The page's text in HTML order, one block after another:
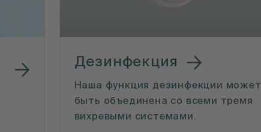
Дезинфекция
Наша функция дезинфекции может
быть объединена со всеми тремя
вихревыми системами.